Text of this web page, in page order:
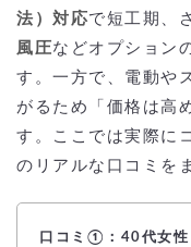
法）対応で短工期、
風圧などオプション
す。一方で、電動や
がるため「価格は高
す。ここでは実際に
のリアルな口コミを
口コミ①：40代女性